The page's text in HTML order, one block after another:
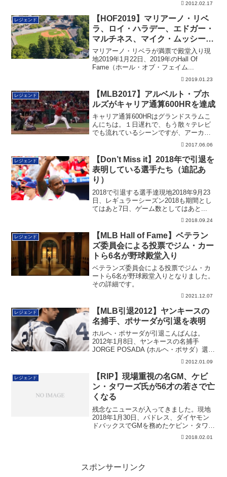
2012.02.17
レジェンド
【HOF2019】マリアーノ・リベ
ラ、ロイ・ハラデー、エドガー・
マルチネス、マイク・ムッシーナ
の4名が殿堂入り（追記あり）
マリアーノ・リベラが満票で殿堂入り現
地2019年1月22日、2019年のHall Of
Fame（ホール・オブ・フェイム...
2019.01.23
レジェンド
【MLB2017】アルベルト・プホ
ルズがキャリア通算600HRを達成
キャリア通算600HRはグランドスラムこ
んにちは。１日遅れで、もう散々テレビ
でも流れているシーンですが、アーカイ
2017.06.06
レジェンド
【Don’t Miss it】2018年で引退を
表明している選手たち（追記あ
り）
2018で引退する選手達現地2018年9月23
日、レギュラーシーズン2018も期間とし
てはあと7日、ゲーム数としてはあと...
2018.09.24
レジェンド
【MLB Hall of Fame】ベテラン
ズ委員会による投票でジム・カー
トら6名が野球殿堂入り
ベテランズ委員会による投票でジム・カ
ートら6名が野球殿堂入りとなりました。
その詳細です。
2021.12.07
レジェンド
【MLB引退2012】ヤンキースの
名捕手、ポサーダが引退を表明
ホルヘ・ポサーダが引退こんばんは。
2012年1月8日、ヤンキースの名捕手
JORGE POSADA (ホルヘ・ポサダ）選
2012.01.09
レジェンド
【RIP】現場重視の名GM、ケビ
ン・タワーズ氏が56才の若さで亡
くなる
残念なニュースが入ってきました。現地
2018年1月30日、パドレス、ダイヤモン
ドバックスでGMを務めたケビン・タワー
2018.02.01
スポンサーリンク